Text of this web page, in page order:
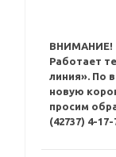
ВНИМАНИЕ!
Работает
линия». По
новую
просим
(42737) 4-